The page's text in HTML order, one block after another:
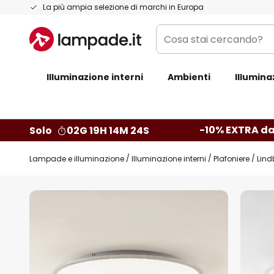
La più ampia selezione di marchi in Europa
Salta
contenuto
Cosa
stai
Illuminazione interni Ambienti
Solo 02G 19H 14M 23S -10% EXTRA
Lampade e illuminazione Illuminazione interni Plafoniere
Vai